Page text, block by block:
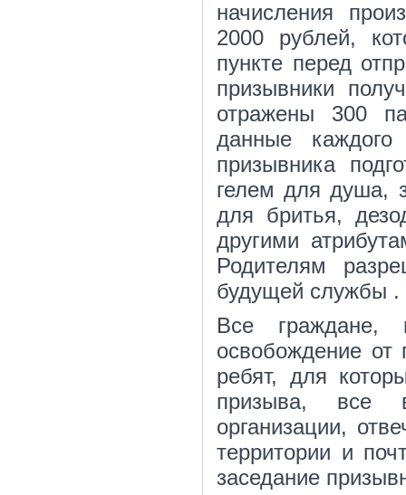
начисления
2000 рублей,
пункте перед
призывники
отражены 300
данные
призывника
гелем для душа,
для бритья,
другими
Родителям
будущей службы .
Все
освобождение
ребят, для
призыва, все
организации,
территории и
заседание